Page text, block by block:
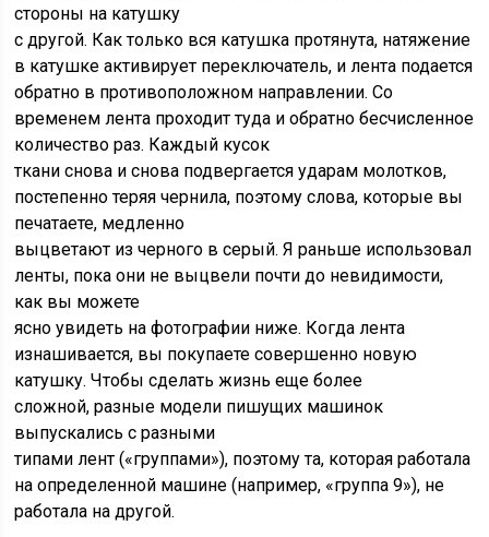
стороны на катушку
с другой. Как только вся катушка протянута, натяжение
в катушке активирует переключатель, и лента подается
обратно в противоположном направлении. Со
временем лента проходит туда и обратно бесчисленное
количество раз. Каждый кусок
ткани снова и снова подвергается ударам молотков,
постепенно теряя чернила, поэтому слова, которые вы
печатаете, медленно
выцветают из черного в серый. Я раньше использовал
ленты, пока они не выцвели почти до невидимости,
как вы можете
ясно увидеть на фотографии ниже. Когда лента
изнашивается, вы покупаете совершенно новую
катушку. Чтобы сделать жизнь еще более
сложной, разные модели пишущих машинок
выпускались с разными
типами лент («группами»), поэтому та, которая работала
на определенной машине (например, «группа 9»), не
работала на другой.